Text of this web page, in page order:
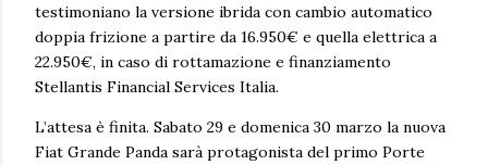
testimoniano la versione ibrida con cambio automatico
doppia frizione a partire da 16.950€ e quella elettrica a
22.950€, in caso di rottamazione e finanziamento
Stellantis Financial Services Italia.
L’attesa è finita. Sabato 29 e domenica 30 marzo la nuova
Fiat Grande Panda sarà protagonista del primo Porte